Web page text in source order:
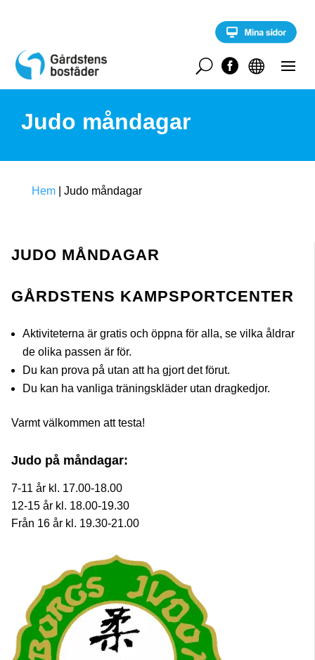
c
n


U
Judo måndagar
Hem Judo måndagar
JUDO MÅNDAGAR
GÅRDSTENS KAMPSPORTCENTER
Aktiviteterna är gratis och öppna för alla, se vilka åldrar
de olika passen är för.
Du kan prova på utan att ha gjort det förut.
Du kan ha vanliga träningskläder utan dragkedjor.
Varmt välkommen att testa!
Judo på måndagar:
7-11 år kl. 17.00-18.00
12-15 år kl. 18.00-19.30
Från 16 år kl. 19.30-21.00